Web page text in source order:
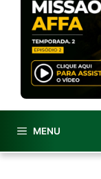
MENU